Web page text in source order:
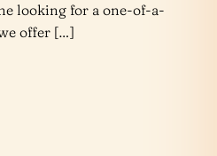
looking for a one-of-a-
offer […]